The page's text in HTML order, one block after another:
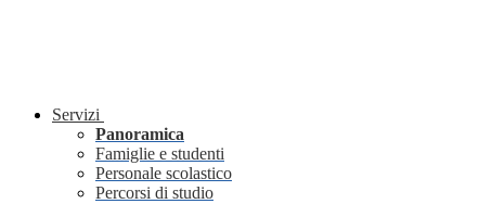
Servizi
Panoramica
Famiglie e studenti
Personale scolastico
Percorsi di studio